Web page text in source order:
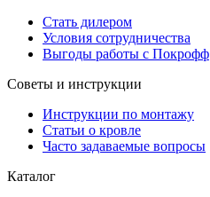
Стать дилером
Условия сотрудничества
Выгоды работы с Покрофф
Советы и инструкции
Инструкции по монтажу
Статьи о кровле
Часто задаваемые вопросы
Каталог